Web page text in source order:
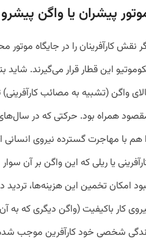
پیشران یا واگن پیشرو
نقش کارآفرینان را در جایگاه موتور
این قطار قرار می‌گیرند.
واگن (تشبیه به مصائب
همراه بود. حرکتی که در
هم با مهاجرت گسترده نیروی
یا ریلی که این واگن بر آن
امکان تخمین این هزینه‌ها،
کار باکیفیت (واگن دیگری که
شخصی خود کارآفرین موجب